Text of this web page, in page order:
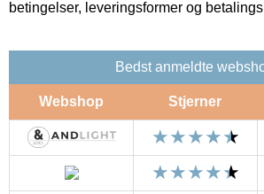
betingelser, leveringsformer og
Bedst anmeldte
Webshop Stjerner